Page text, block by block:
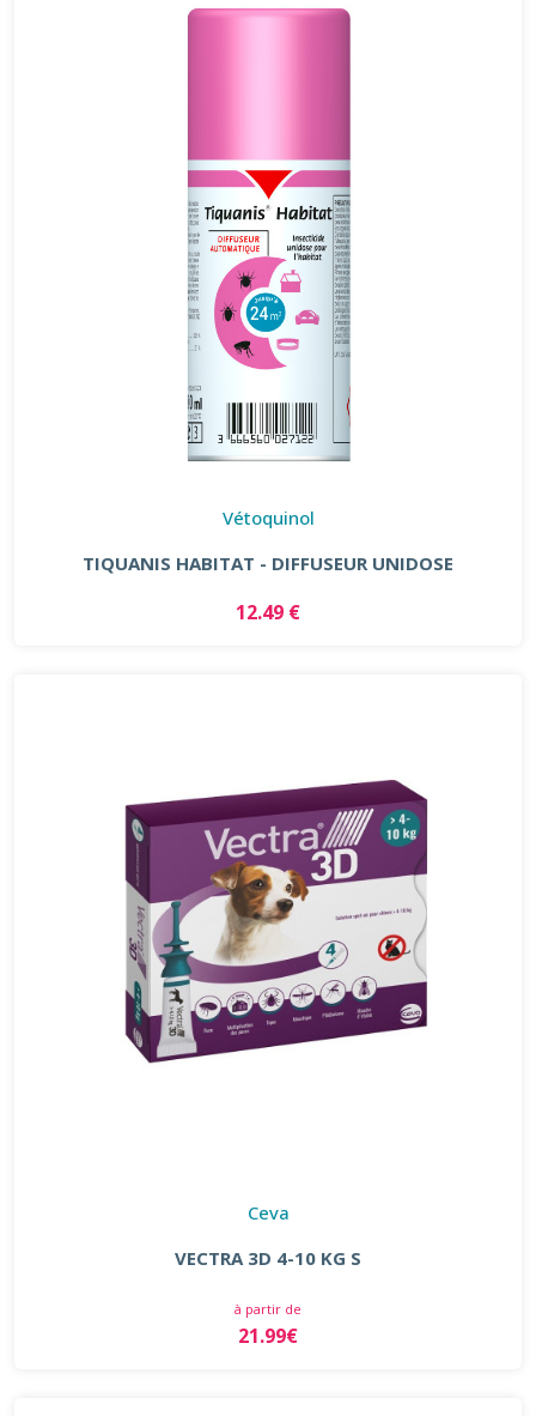
Vétoquinol
TIQUANIS HABITAT - DIFFUSEUR UNIDOSE
12.49 €
Ceva
VECTRA 3D 4-10 KG S
à partir de
21.99€